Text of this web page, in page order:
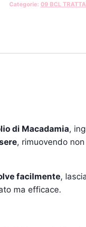
Categorie: 09 BCL
di Macadamia,
, rimuovendo
facilmente,
ma efficace.